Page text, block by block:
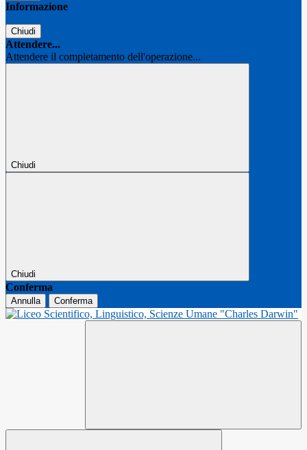
Informazione
Chiudi
Attendere...
Attendere il completamento dell'operazione...
Chiudi
Chiudi
Conferma
Annulla Conferma